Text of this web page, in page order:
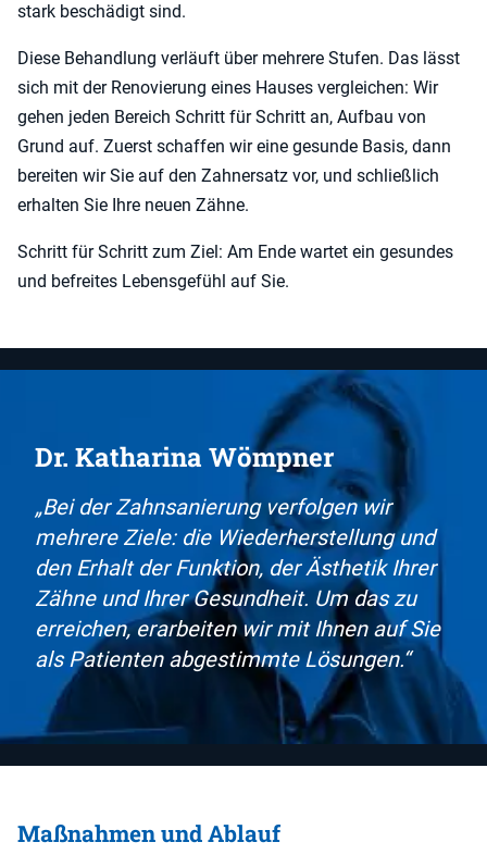
stark beschädigt sind.
Diese Behandlung verläuft über mehrere Stufen. Das lässt
sich mit der Renovierung eines Hauses vergleichen: Wir
gehen jeden Bereich Schritt für Schritt an, Aufbau von
Grund auf. Zuerst schaffen wir eine gesunde Basis, dann
bereiten wir Sie auf den Zahnersatz vor, und schließlich
erhalten Sie Ihre neuen Zähne.
Schritt für Schritt zum Ziel: Am Ende wartet ein gesundes
und befreites Lebensgefühl auf Sie.
Dr. Katharina Wömpner
„Bei der Zahnsanierung verfolgen wir
mehrere Ziele: die Wiederherstellung und
den Erhalt der Funktion, der Ästhetik Ihrer
Zähne und Ihrer Gesundheit. Um das zu
erreichen, erarbeiten wir mit Ihnen auf Sie
als Patienten abgestimmte Lösungen.“
Maßnahmen und Ablauf